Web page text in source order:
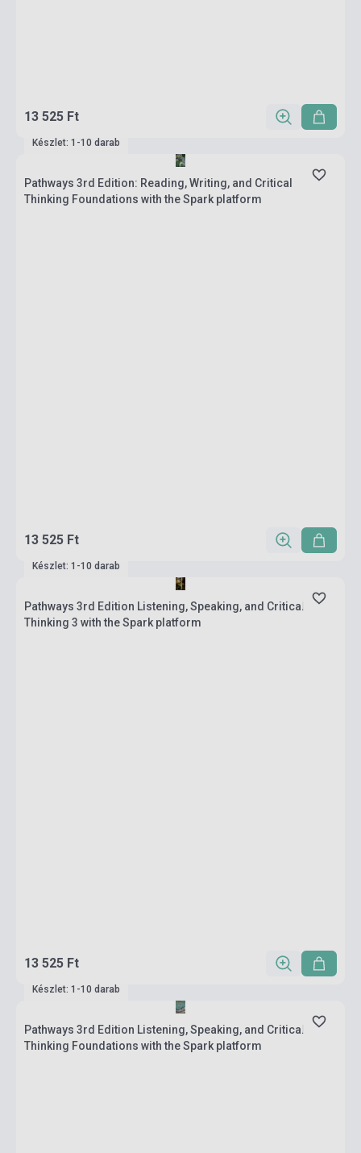
13 525 Ft
Készlet: 1-10 darab
Pathways 3rd Edition: Reading, Writing, and Critical
Thinking Foundations with the Spark platform
13 525 Ft
Készlet: 1-10 darab
Pathways 3rd Edition Listening, Speaking, and Critical
Thinking 3 with the Spark platform
13 525 Ft
Készlet: 1-10 darab
Pathways 3rd Edition Listening, Speaking, and Critical
Thinking Foundations with the Spark platform